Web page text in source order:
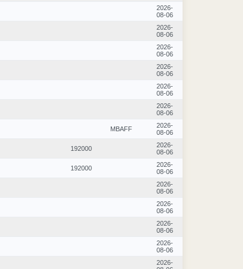
2026-
08-06
2026-
08-06
2026-
08-06
2026-
08-06
2026-
08-06
2026-
08-06
MBAFF
2026-
08-06
192000
2026-
08-06
192000
2026-
08-06
2026-
08-06
2026-
08-06
2026-
08-06
2026-
08-06
2026-